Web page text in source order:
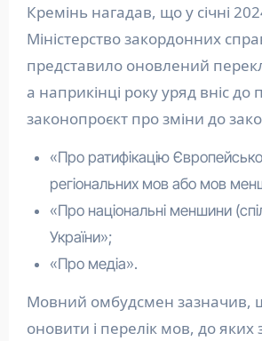
Кремінь нагадав, що у січні
Міністерство закордонних
представило оновлений
а наприкінці року уряд вніс до
законопроєкт про зміни до
«Про ратифікацію Європейської
регіональних мов або мов
«Про національні меншини
України»;
«Про медіа».
Мовний омбудсмен зазначив,
оновити і перелік мов, до яких